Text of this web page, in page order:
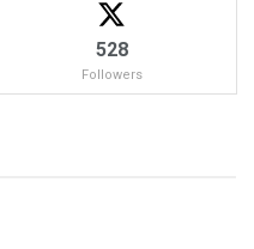
528
Followers